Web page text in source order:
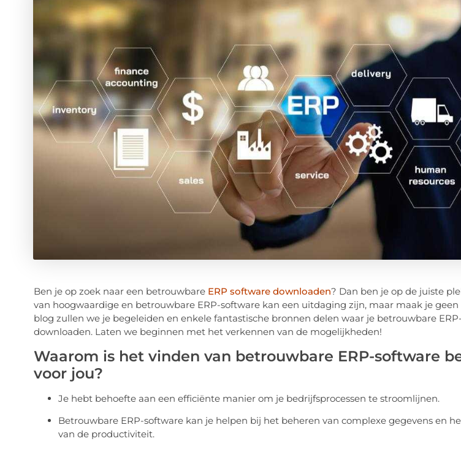
Ben je op zoek naar een betrouwbare ERP software downloaden? Dan ben je op de juiste
van hoogwaardige en betrouwbare ERP-software kan een uitdaging zijn, maar maak je geen
blog zullen we je begeleiden en enkele fantastische bronnen delen waar je betrouwbare
downloaden. Laten we beginnen met het verkennen van de mogelijkheden!
Waarom is het vinden van betrouwbare ERP-software
voor jou?
Je hebt behoefte aan een efficiënte manier om je bedrijfsprocessen te stroomlijnen.
Betrouwbare ERP-software kan je helpen bij het beheren van complexe gegevens en
van de productiviteit.